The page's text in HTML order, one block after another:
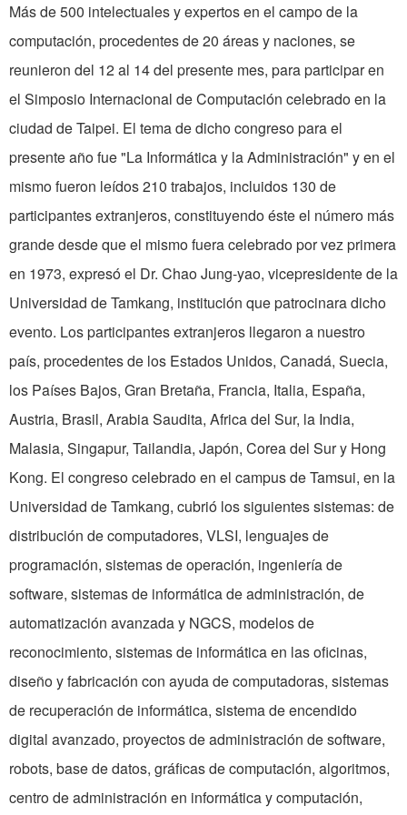
Más de 500 intelectuales y expertos en el campo de la
computación, procedentes de 20 áreas y naciones, se
reunieron del 12 al 14 del presente mes, para participar en
el Simposio Internacional de Computación celebrado en la
ciudad de Taipei. El tema de dicho congreso para el
presente año fue "La Informática y la Administración" y en el
mismo fueron leídos 210 trabajos, incluidos 130 de
participantes extranjeros, constituyendo éste el número más
grande desde que el mismo fuera celebrado por vez primera
en 1973, expresó el Dr. Chao Jung-yao, vicepresidente de la
Universidad de Tamkang, institución que patrocinara dicho
evento. Los participantes extranjeros llegaron a nuestro
país, procedentes de los Estados Unidos, Canadá, Suecia,
los Países Bajos, Gran Bretaña, Francia, Italia, España,
Austria, Brasil, Arabia Saudita, Africa del Sur, la India,
Malasia, Singapur, Tailandia, Japón, Corea del Sur y Hong
Kong. El congreso celebrado en el campus de Tamsui, en la
Universidad de Tamkang, cubrió los siguientes sistemas: de
distribución de computadores, VLSI, lenguajes de
programación, sistemas de operación, ingeniería de
software, sistemas de informática de administración, de
automatización avanzada y NGCS, modelos de
reconocimiento, sistemas de informática en las oficinas,
diseño y fabricación con ayuda de computadoras, sistemas
de recuperación de informática, sistema de encendido
digital avanzado, proyectos de administración de software,
robots, base de datos, gráficas de computación, algoritmos,
centro de administración en informática y computación,